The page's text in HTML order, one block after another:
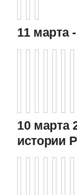
11 марта
10 марта
истории